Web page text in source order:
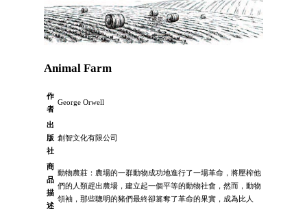
Animal Farm
作
者
George Orwell
出
版
社
創智文化有限公司
商
品
描
述
動物農莊：農場的一群動物成功地進行了一場革命，將壓榨他
們的人類趕出農場，建立起一個平等的動物社會，然而，動物
領袖，那些聰明的豬們最終卻篡奪了革命的果實，成為比人